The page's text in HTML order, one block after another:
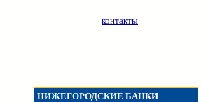
контакты
НИЖЕГОРОДСКИЕ БАНКИ